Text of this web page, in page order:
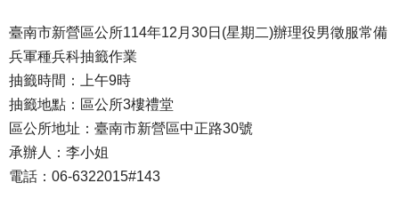
臺南市新營區公所114年12月30日(星期二)辦理役男徵服常備
兵軍種兵科抽籤作業
抽籤時間：上午9時
抽籤地點：區公所3樓禮堂
區公所地址：臺南市新營區中正路30號
承辦人：李小姐
電話：06-6322015#143